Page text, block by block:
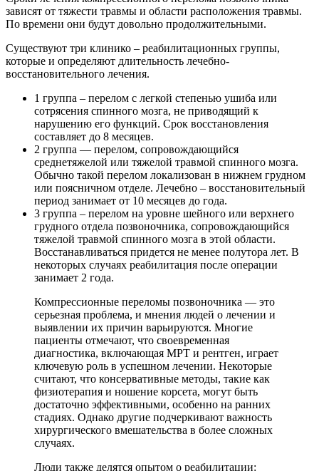
зависят от тяжести травмы и области расположения травмы.
По времени они будут довольно продолжительными.
Существуют три клинико – реабилитационных группы,
которые и определяют длительность лечебно-
восстановительного лечения.
1 группа – перелом с легкой степенью ушиба или
сотрясения спинного мозга, не приводящий к
нарушению его функций. Срок восстановления
составляет до 8 месяцев.
2 группа — перелом, сопровождающийся
среднетяжелой или тяжелой травмой спинного мозга.
Обычно такой перелом локализован в нижнем грудном
или поясничном отделе. Лечебно – восстановительный
период занимает от 10 месяцев до года.
3 группа – перелом на уровне шейного или верхнего
грудного отдела позвоночника, сопровождающийся
тяжелой травмой спинного мозга в этой области.
Восстанавливаться придется не менее полутора лет. В
некоторых случаях реабилитация после операции
занимает 2 года.
Компрессионные переломы позвоночника — это
серьезная проблема, и мнения людей о лечении и
выявлении их причин варьируются. Многие
пациенты отмечают, что своевременная
диагностика, включающая МРТ и рентген, играет
ключевую роль в успешном лечении. Некоторые
считают, что консервативные методы, такие как
физиотерапия и ношение корсета, могут быть
достаточно эффективными, особенно на ранних
стадиях. Однако другие подчеркивают важность
хирургического вмешательства в более сложных
случаях.
Люди также делятся опытом о реабилитации: